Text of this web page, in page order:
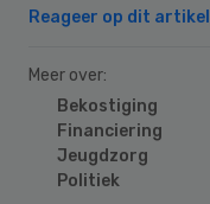
Reageer op dit artikel
Meer over:
Bekostiging
Financiering
Jeugdzorg
Politiek